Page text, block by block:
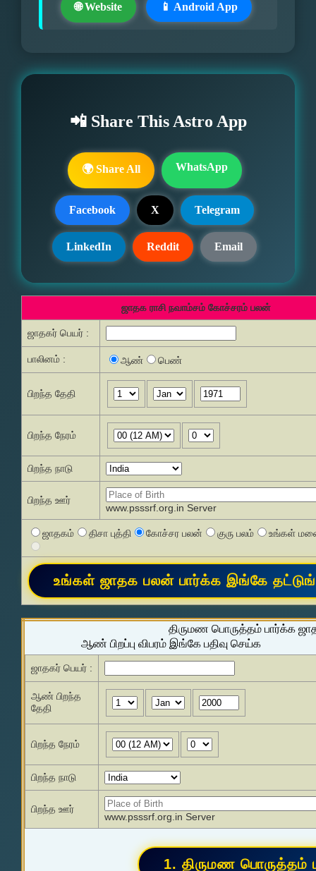
🌐 Website 📱 Android App
📲 Share This Astro App
🌍 Share All WhatsApp
Facebook X Telegram
LinkedIn Reddit Email
ஜாதக ராசி நவாம்சம் கோச்சரம் பலன்
ஜாதகர் பெயர் :
பாலினம் : ஆண் பெண்
பிறந்த தேதி
பிறந்த நேரம்
பிறந்த நாடு
பிறந்த ஊர்
www.psssrf.org.in Server
ஜாதகம் திசா புத்தி கோச்சர பலன் குரு பலம் உங்கள்
திருமண பொருத்தம் பார்க்க
ஆண் பிறப்பு விபரம் இங்கே பதிவு செய்க
ஜாதகர் பெயர் :
ஆண் பிறந்த
தேதி
பிறந்த நேரம்
பிறந்த நாடு
பிறந்த ஊர்
www.psssrf.org.in Server